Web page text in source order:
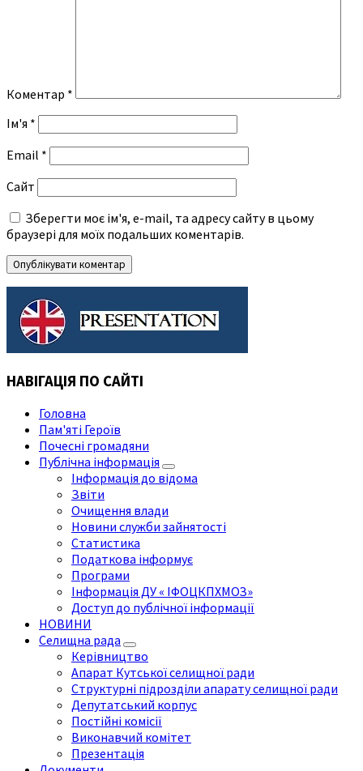
Коментар *
Ім'я *
Email *
Сайт
Зберегти моє ім'я, e-mail, та адресу сайту в цьому
браузері для моїх подальших коментарів.
НАВІГАЦІЯ ПО САЙТІ
Головна
Пам'яті Героїв
Почесні громадяни
Публічна інформація
Інформація до відома
Звіти
Очищення влади
Новини служби зайнятості
Статистика
Податкова інформує
Програми
Інформація ДУ « ІФОЦКПХМОЗ»
Доступ до публічної інформації
НОВИНИ
Селищна рада
Керівництво
Апарат Кутської селищної ради
Структурні підрозділи апарату селищної ради
Депутатський корпус
Постійні комісії
Виконавчий комітет
Презентація